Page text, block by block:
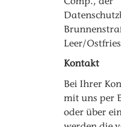
Leer/
Kontakt
Bei Ihrer
mit uns per
oder über